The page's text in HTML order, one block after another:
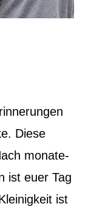
Diese
monate-
ist euer Tag
ist